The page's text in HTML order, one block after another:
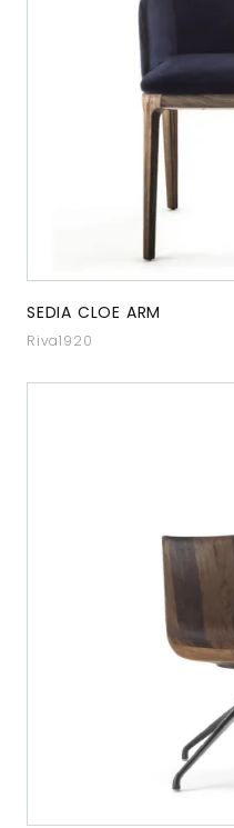
SEDIA CLOE ARM
Riva1920